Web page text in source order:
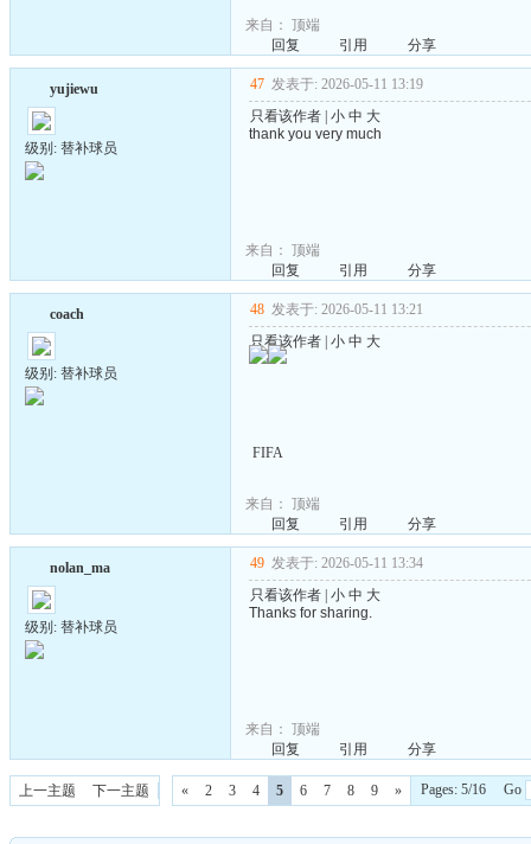
来自： 顶端
回复
引用 分享
yujiewu
级别: 替补球员
47 发表于: 2026-05-11 13:19
只看该作者 小 中 大
thank you very much
来自： 顶端
回复
引用 分享
coach
级别: 替补球员
48 发表于: 2026-05-11 13:21
只看该作者 小 中 大
FIFA
来自： 顶端
回复
引用 分享
nolan_ma
级别: 替补球员
49 发表于: 2026-05-11 13:34
只看该作者 小 中 大
Thanks for sharing.
来自： 顶端
回复
引用 分享
上一主题 下一主题 « 2 3 4 5 6 7 8 9 » Pages: 5/16 Go